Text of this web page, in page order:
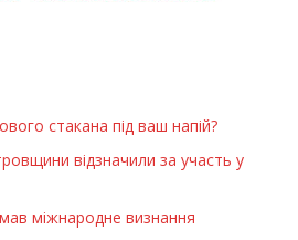
стакана під ваш напій?
відзначили за участь у
міжнародне визнання